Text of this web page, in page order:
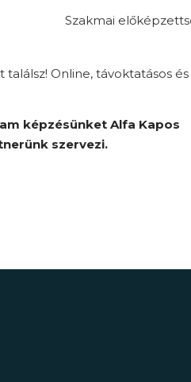
Szakmai
Online, távoktatásos és
képzésünket Alfa Kapos
szervezi.